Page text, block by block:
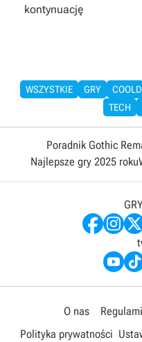
kontynuację
WSZYSTKIE GRY
TECH
Poradnik Gothic
Najlepsze gry 2025 roku
O nas
Polityka prywatności